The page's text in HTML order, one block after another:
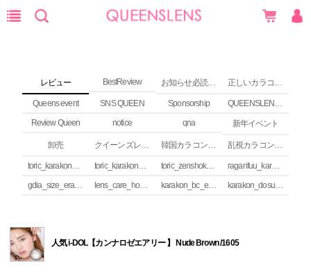
レビュー BestReview お知らせ必読 (NEWS) 正しいカラコンの使い方
Queens event SNS QUEEN Sponsorship
QUEENSLENS Affiliate Program
Review Queen
notice qna 新年イベント
卸売 クイーンズレンズ カラコンコラム 韓国カラコンguide 乱視カラコンの安全性
toric_karakon_takai_riyuu toric_karakon_real_review toric_zenshoku_review
raganfuu_karakon_erabikata
gdia_size_erabikata
lens_care_houhou karakon_bc_erabikata karakon_dosuu_erabikata
人気 i-DOL【カンナロゼエアリー 】 Nude Brown /1605